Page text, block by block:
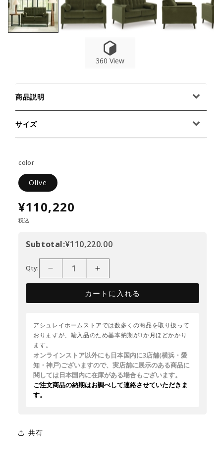
360 View
商品説明
サイズ
color
Olive
¥110,220
税込
Subtotal:¥110,220.00
Qty:
カートに入れる
アシュレイホームストアでは数多くの商品を取り扱って
おりますが、輸入品のため基本納期が3か月ほどかかり
ます。
オンラインストア以外にも日本国内に3店舗(横浜・愛
知・神戸)ございますので、実店舗に展示のある商品に
関しては日本国内に在庫がある場合もございます。
ご注文商品の納期はお調べして連絡させていただきま
す。
共有